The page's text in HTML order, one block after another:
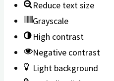
Reduce text size
Grayscale
High contrast
Negative contrast
Light background